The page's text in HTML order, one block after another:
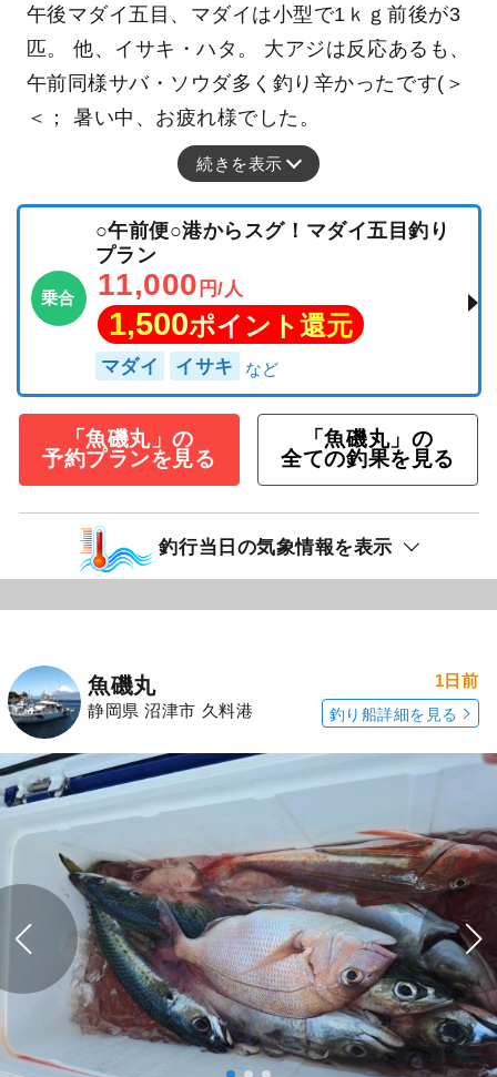
午後マダイ五目、マダイは小型で1ｋｇ前後が3
匹。 他、イサキ・ハタ。 大アジは反応あるも、
午前同様サバ・ソウダ多く釣り辛かったです(＞
＜； 暑い中、お疲れ様でした。
続きを表示
乗合
○午前便○港からスグ！マダイ五目釣り
プラン
11,000 円/人
1,500ポイント還元
マダイ イサキ
「魚磯丸」の
予約プランを見る
「魚磯丸」の
全ての釣果を見る
釣行当日の気象情報を表示
魚磯丸
静岡県 沼津市 久料港
1日前
釣り船詳細を見る